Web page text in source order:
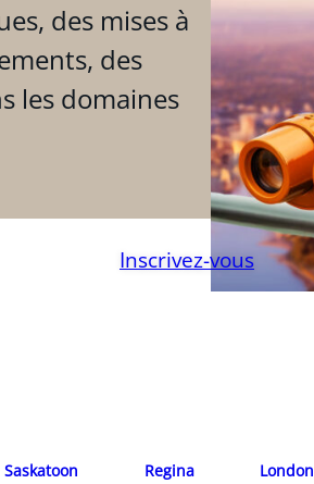
des mises à
des
les domaines
Inscrivez-vous
Saskatoon Regina London